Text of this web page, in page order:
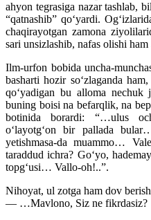
ahyon tegrasiga nazar tashlab,
“qatnashib” qo‘yardi.
chaqirayotgan zamona
sari unsizlashib, nafas olishi
Ilm-urfon bobida uncha-
basharti hozir so‘zlaganda
qo‘yadigan bu alloma nechuk
buning boisi na befarqlik, na
botinida borardi: “…ulus
o‘layotg‘on bir pallada
yetishmasa-da muammo…
taraddud ichra? Go‘yo,
topg‘usi… Vallo-oh!..”.
Nihoyat, ul zotga ham dov
— …Mavlono, Siz ne fikrdasiz?